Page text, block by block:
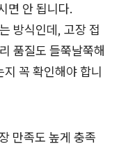
면 안 됩니다.
방식인데, 고장 접
품질도 들쭉날쭉해
지 꼭 확인해야 합니
만족도 높게 충족